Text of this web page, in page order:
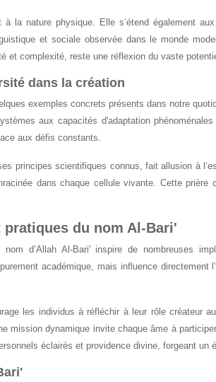
la nature physique. Elle s’étend également
et sociale observée dans le monde
et complexité, reste une réflexion du vaste
dans la création
exemples concrets présents dans notre
aux capacités d'adaptation
aux défis constants.
principes scientifiques connus, fait allusion à
dans chaque cellule vivante. Cette prière
du nom Al-Bari'
d’Allah Al-Bari' inspire de nombreuses
académique, mais influence
les individus à réfléchir à leur rôle créateur
mission dynamique invite chaque âme à
éclairés et providence divine, forgeant un